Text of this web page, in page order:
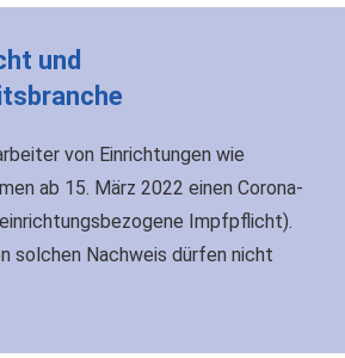
und
von Einrichtungen wie
ab 15. März 2022 einen Corona-
Impfpflicht).
solchen Nachweis dürfen nicht